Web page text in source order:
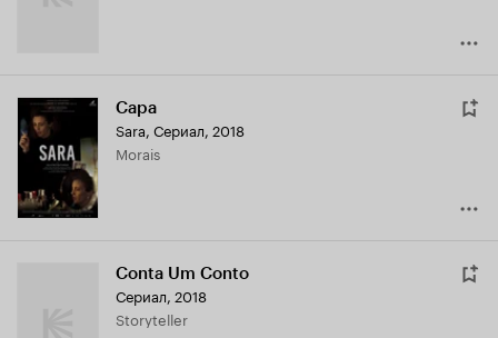
Сара
Sara, Сериал, 2018
Morais
Conta Um Conto
Сериал, 2018
Storyteller